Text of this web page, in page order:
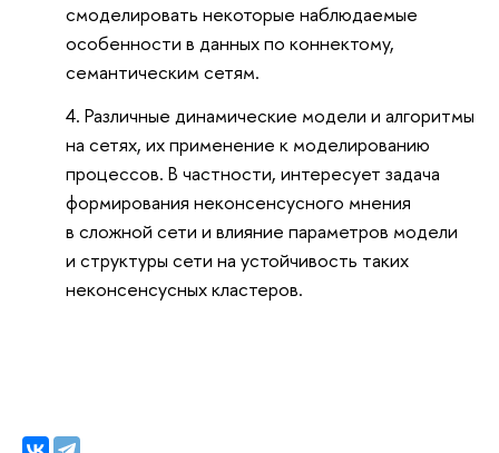
смоделировать некоторые наблюдаемые
особенности в данных по коннектому,
семантическим сетям.
Различные динамические модели и алгоритмы
на сетях, их применение к моделированию
процессов. В частности, интересует задача
формирования неконсенсусного мнения
в сложной сети и влияние параметров модели
и структуры сети на устойчивость таких
неконсенсусных кластеров.